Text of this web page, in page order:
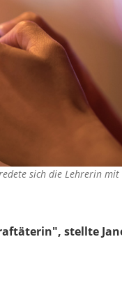
sich die Lehrerin mit
stellte